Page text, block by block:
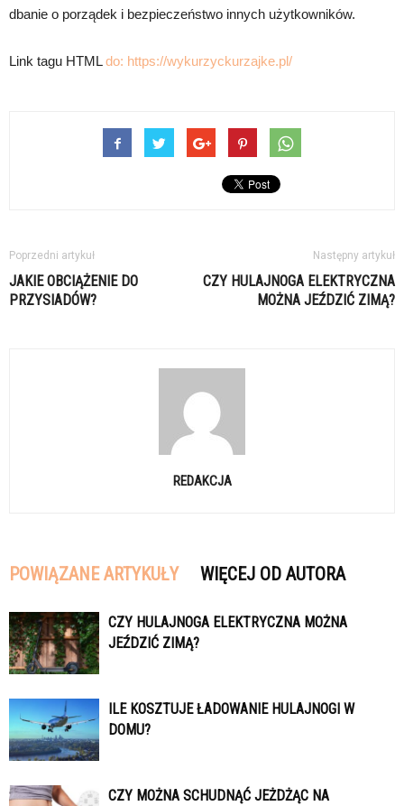
dbanie o porządek i bezpieczeństwo innych użytkowników.
Link tagu HTMLdo: https://wykurzyckurzajke.pl/
Poprzedni artykuł
JAKIE OBCIĄŻENIE DO
PRZYSIADÓW?
Następny artykuł
CZY HULAJNOGA ELEKTRYCZNA
MOŻNA JEŹDZIĆ ZIMĄ?
REDAKCJA
POWIĄZANE ARTYKUŁY WIĘCEJ OD AUTORA
CZY HULAJNOGA ELEKTRYCZNA MOŻNA
JEŹDZIĆ ZIMĄ?
ILE KOSZTUJE ŁADOWANIE HULAJNOGI W
DOMU?
CZY MOŻNA SCHUDNĄĆ JEŻDŻĄC NA